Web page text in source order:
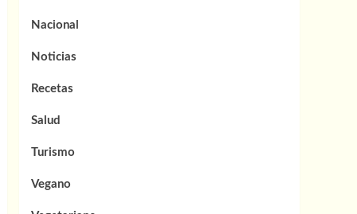
Nacional
Noticias
Recetas
Salud
Turismo
Vegano